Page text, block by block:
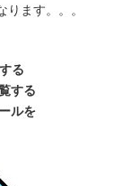
ます。。。
る
する
ルを